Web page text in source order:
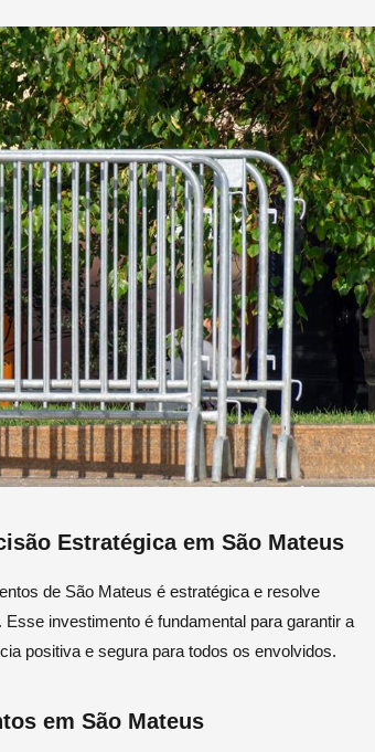
Estratégica em São Mateus
de São Mateus é estratégica e resolve
investimento é fundamental para garantir a
positiva e segura para todos os envolvidos.
em São Mateus